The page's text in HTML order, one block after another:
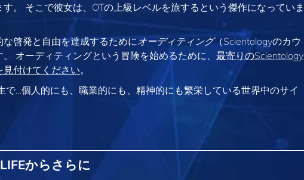
。 そこで彼女は、OTの上級レベルを旅するという傑作になっていま
啓発と自由を達成するためにオーディティング（Scientologyのカウ
オーディティングという冒険を始めるために、 最寄りのScientology
付けてください。
で…個人的にも、 職業的にも、精神的にも繁栄している世界中のサイ
からさらに